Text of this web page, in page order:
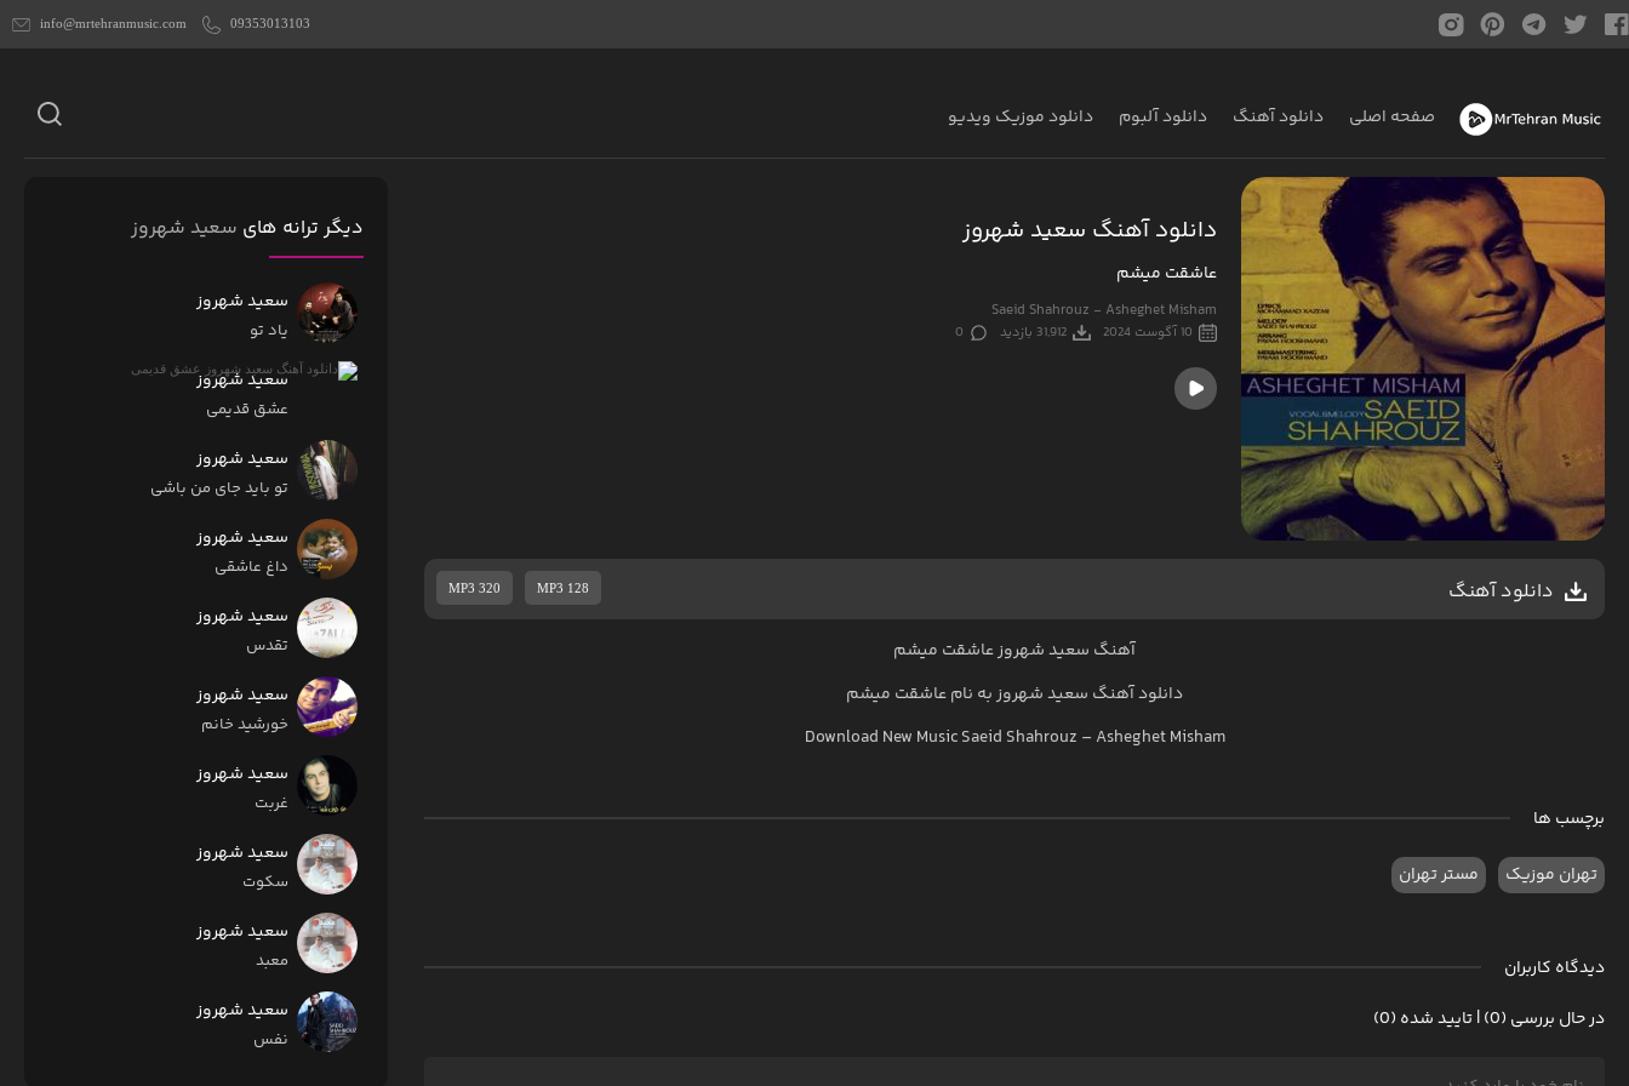
info@mrtehranmusic.com 09353013103
صفحه اصلی دانلود آهنگ دانلود آلبوم دانلود موزیک ویدیو
دانلود آهنگ سعید شهروز
عاشقت میشم
Saeid Shahrouz - Asheghet Misham
10 آگوست 2024 31,912 بازدید 0
دانلود آهنگ MP3 320 MP3 128
آهنگ سعید شهروز عاشقت میشم
دانلود آهنگ سعید شهروزبه نامعاشقت میشم
Download New MusicSaeid Shahrouz – Asheghet Misham
برچسب ها
تهران موزیک مستر تهران
دیدگاه کاربران
در حال بررسی (0) | تایید شده (0)
دیگر ترانه های سعید شهروز
سعید شهروز
یاد تو
سعید شهروز
عشق قدیمی
سعید شهروز
تو باید جای من باشی
سعید شهروز
داغ عاشقی
سعید شهروز
تقدس
سعید شهروز
خورشید خانم
سعید شهروز
غربت
سعید شهروز
سکوت
سعید شهروز
معبد
سعید شهروز
نفس